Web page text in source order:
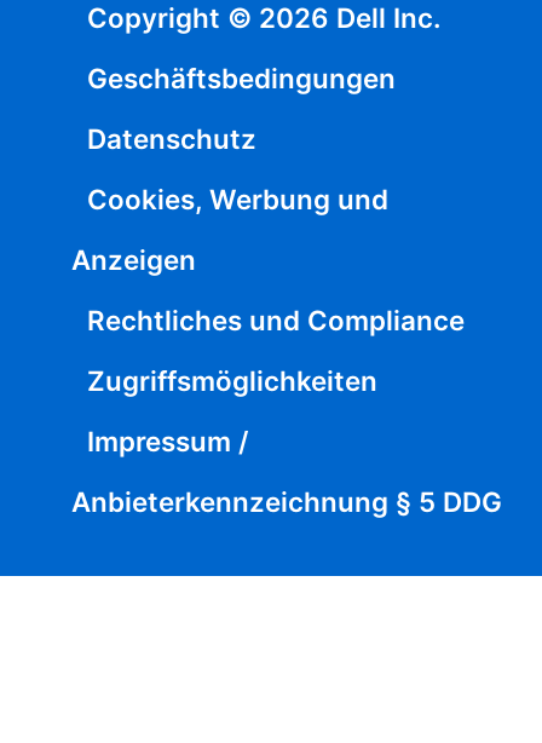
Copyright © 2026 Dell Inc.
Geschäftsbedingungen
Datenschutz
Cookies, Werbung und
Anzeigen
Rechtliches und Compliance
Zugriffsmöglichkeiten
Impressum /
Anbieterkennzeichnung § 5 DDG